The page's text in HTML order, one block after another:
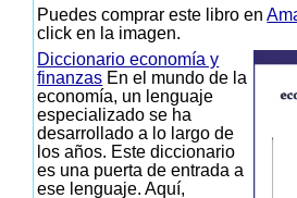
Puedes comprar este libro en
click en la imagen.
Diccionario economía y
finanzas En el mundo de la
economía, un lenguaje
especializado se ha
desarrollado a lo largo de
los años. Este diccionario
es una puerta de entrada a
ese lenguaje. Aquí,